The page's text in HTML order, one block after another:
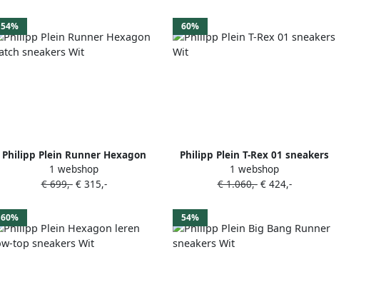
54%
Philipp Plein Runner Hexagon
Patch sneakers Wit
1 webshop
€ 699,-€ 315,-
60%
Philipp Plein T-Rex 01 sneakers
Wit
1 webshop
€ 1.060,-€ 424,-
60% 54%